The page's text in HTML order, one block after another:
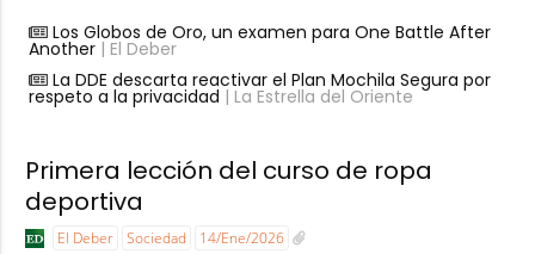
Los Globos de Oro, un examen para One Battle After
Another| El Deber
La DDE descarta reactivar el Plan Mochila Segura por
respeto a la privacidad | La Estrella del Oriente
Primera lección del curso de ropa
deportiva
El Deber Sociedad 14/Ene/2026